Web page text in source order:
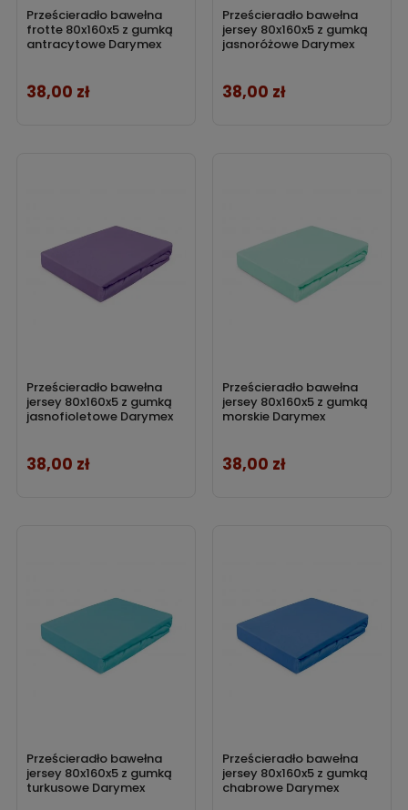
Prześcieradło bawełna
frotte 80x160x5 z gumką
antracytowe Darymex
Cena
38,00 zł
Prześcieradło bawełna
jersey 80x160x5 z gumką
jasnoróżowe Darymex
Cena
38,00 zł
Prześcieradło bawełna
jersey 80x160x5 z gumką
jasnofioletowe Darymex
Cena
38,00 zł
Prześcieradło bawełna
jersey 80x160x5 z gumką
morskie Darymex
Cena
38,00 zł
Prześcieradło bawełna
jersey 80x160x5 z gumką
turkusowe Darymex
Prześcieradło bawełna
jersey 80x160x5 z gumką
chabrowe Darymex